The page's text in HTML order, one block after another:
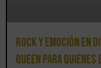
Rock y emoción en
Queen para